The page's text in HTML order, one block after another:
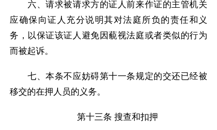
六、请求被请求方的证人前来作证的主管机关
应确保向证人充分说明其对法庭所负的责任和义
务，以保证该证人避免因藐视法庭或者类似的行为
而被起诉。
七、本条不应妨碍第十一条规定的交还已经被
移交的在押人员的义务。
第十三条 搜查和扣押